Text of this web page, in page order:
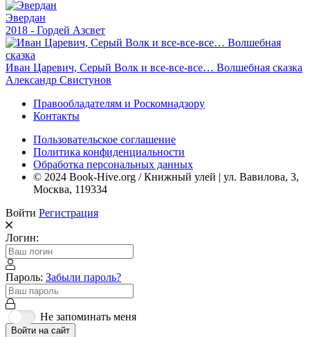
Эвердан
2018 - Гордей Азсвет
Иван Царевич, Серый Волк и все-все-все… Волшебная сказка
Александр Свистунов
Правообладателям и Роскомнадзору
Контакты
Пользовательское соглашение
Политика конфиденциальности
Обработка персональных данных
© 2024 Book-Hive.org / Книжный улей | ул. Вавилова, 3,
Москва, 119334
Войти Регистрация
Логин:
Пароль: Забыли пароль?
Не запоминать меня
Войти на сайт